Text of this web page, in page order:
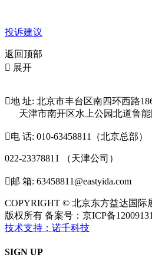
投诉建议
返回顶部
 展开
地 址: 北京市丰台区南四环西路
天津市南开区水上公园北道鲁能
电 话: 010-63458811（北京总部）
022-23378811 （天津公司）
邮 箱: 63458811@eastyida.com
COPYRIGHT © 北京东方益达国际
版权所有 备案号：京ICP备
技术支持：诺千科技
SIGN UP